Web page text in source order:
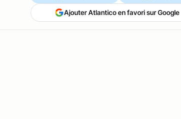
Ajouter Atlantico en favori sur Google